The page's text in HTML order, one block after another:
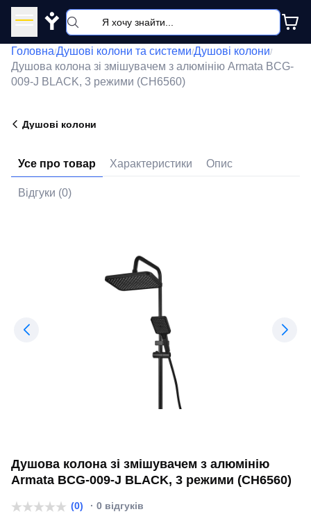
Y
Головна/Душові колони та системи/Душові колони/
Душова колона зі змішувачем з алюмінію Armata BCG-
009-J BLACK, 3 режими (CH6560)
Душові колони
Усе про товар Характеристики Опис
Відгуки (0)
Душова колона зі змішувачем з алюмінію
Armata BCG-009-J BLACK, 3 режими (CH6560)
(0) · 0 відгуків